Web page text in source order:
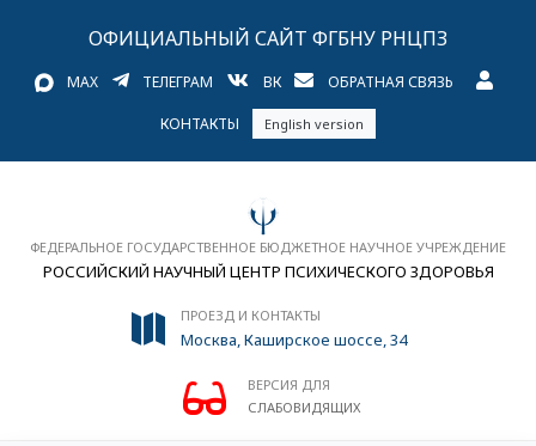
ОФИЦИАЛЬНЫЙ САЙТ ФГБНУ РНЦПЗ
MAX ТЕЛЕГРАМ ВК ОБРАТНАЯ СВЯЗЬ
КОНТАКТЫ English version
ФЕДЕРАЛЬНОЕ ГОСУДАРСТВЕННОЕ БЮДЖЕТНОЕ НАУЧНОЕ УЧРЕЖДЕНИЕ
РОССИЙСКИЙ НАУЧНЫЙ ЦЕНТР ПСИХИЧЕСКОГО ЗДОРОВЬЯ
ПРОЕЗД И КОНТАКТЫ
Москва, Каширское шоссе, 34
ВЕРСИЯ ДЛЯ
СЛАБОВИДЯЩИХ